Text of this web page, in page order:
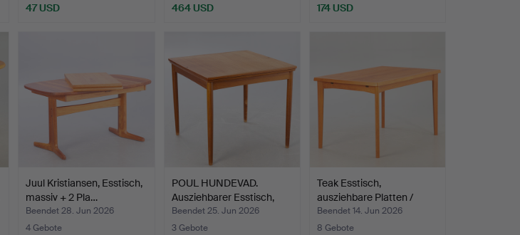
47 USD 464 USD 174 USD
Juul Kristiansen, Esstisch,
massiv + 2 Pla…
Beendet 28. Jun 2026
4 Gebote
POUL HUNDEVAD.
Ausziehbarer Esstisch,
Teak…
Beendet 25. Jun 2026
3 Gebote
Teak Esstisch,
ausziehbare Platten /
Henni…
Beendet 14. Jun 2026
8 Gebote